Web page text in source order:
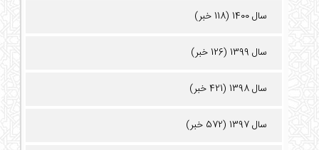
سال 1400 (118 خبر)
سال 1399 (126 خبر)
سال 1398 (421 خبر)
سال 1397 (572 خبر)